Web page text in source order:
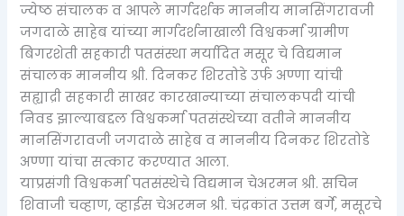
ज्येष्ठ संचालक व आपले मार्गदर्शक माननीय मानसिंगरावजी
जगदाळे साहेब यांच्या मार्गदर्शनाखाली विश्वकर्मा ग्रामीण
बिगरशेती सहकारी पतसंस्था मर्यादित मसूर चे विद्यमान
संचालक माननीय श्री. दिनकर शिरतोडे उर्फ अण्णा यांची
सह्याद्री सहकारी साखर कारखान्याच्या संचालकपदी यांची
निवड झाल्याबद्दल विश्वकर्मा पतसंस्थेच्या वतीने माननीय
मानसिंगरावजी जगदाळे साहेब व माननीय दिनकर शिरतोडे
अण्णा यांचा सत्कार करण्यात आला.
याप्रसंगी विश्वकर्मा पतसंस्थेचे विद्यमान चेअरमन श्री. सचिन
शिवाजी चव्हाण, व्हाईस चेअरमन श्री. चंद्रकांत उत्तम बर्गे, मसूरचे